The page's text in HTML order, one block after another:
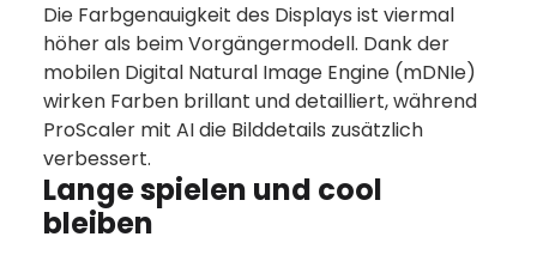
Die Farbgenauigkeit des Displays ist viermal
höher als beim Vorgängermodell. Dank der
mobilen Digital Natural Image Engine (mDNIe)
wirken Farben brillant und detailliert, während
ProScaler mit AI die Bilddetails zusätzlich
verbessert.
Lange spielen und cool
bleiben